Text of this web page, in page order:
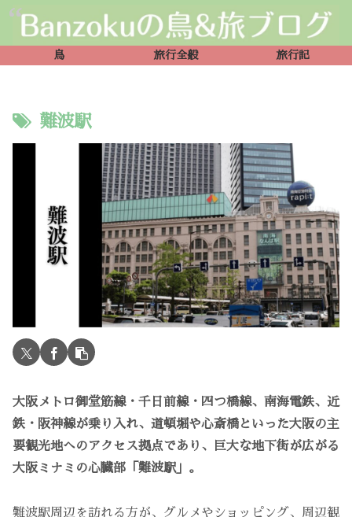
鳥 旅行全般 旅行記
難波駅
大阪メトロ御堂筋線・千日前線・四つ橋線、南海電鉄、近
鉄・阪神線が乗り入れ、道頓堀や心斎橋といった大阪の主
要観光地へのアクセス拠点であり、巨大な地下街が広がる
大阪ミナミの心臓部「難波駅」。
難波駅周辺を訪れる方が、グルメやショッピング、周辺観